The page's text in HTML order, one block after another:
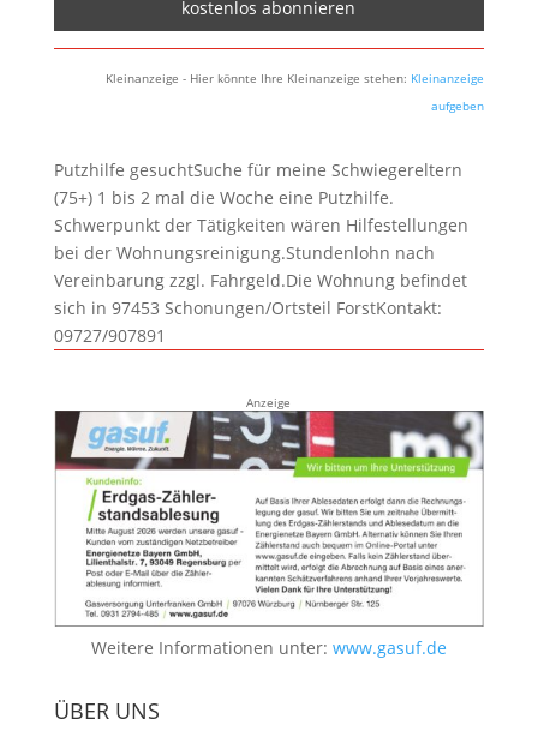
Kleinanzeige - Hier könnte Ihre Kleinanzeige stehen: Kleinanzeige
aufgeben
Putzhilfe gesuchtSuche für meine Schwiegereltern
(75+) 1 bis 2 mal die Woche eine Putzhilfe.
Schwerpunkt der Tätigkeiten wären Hilfestellungen
bei der Wohnungsreinigung.Stundenlohn nach
Vereinbarung zzgl. Fahrgeld.Die Wohnung befindet
sich in 97453 Schonungen/Ortsteil ForstKontakt:
09727/907891
Anzeige
Weitere Informationen unter: www.gasuf.de
ÜBER UNS